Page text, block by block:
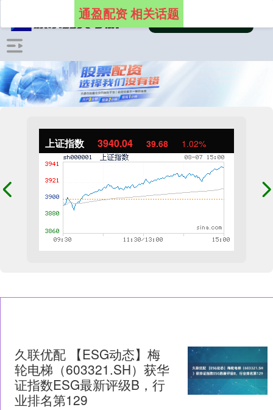
上证指数 3940.04 39.68 1.02%
通盈配资 相关话题
久联优配 【ESG动态】梅
轮电梯（603321.SH）获华
证指数ESG最新评级B，行
业排名第129